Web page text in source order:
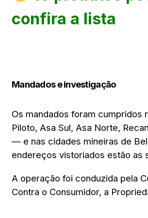
confira a lista
Mandados e investigação
Os mandados foram
Piloto, Asa Sul, Asa Norte,
— e nas cidades mineiras de
endereços vistoriados estão as
A operação foi conduzida pela
Contra o Consumidor, a